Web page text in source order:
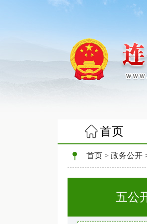
首页
首页 > 政务公开
五公